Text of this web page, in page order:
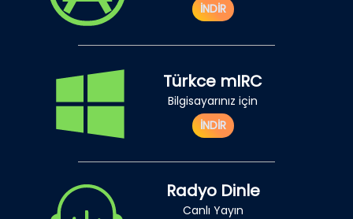
İNDİR
Türkce mIRC
Bilgisayarınız için
İNDİR
Radyo Dinle
Canlı Yayın